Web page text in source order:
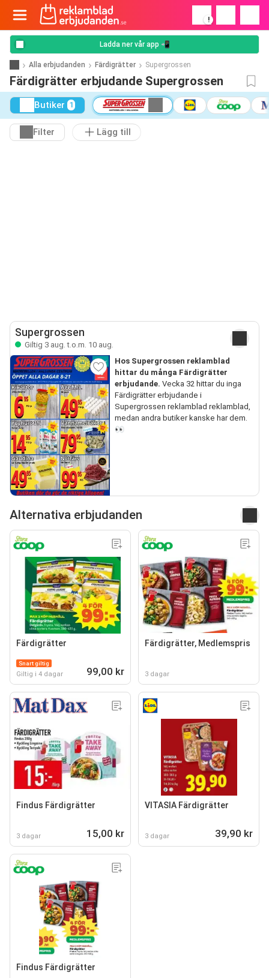
!
Ladda ner vår app 📲
Alla erbjudanden Färdigrätter Supergrossen
Färdigrätter erbjudande Supergrossen
Butiker 1
Filter Lägg till
Supergrossen
Giltig 3 aug. t.o.m. 10 aug.
Hos Supergrossen reklamblad
hittar du många Färdigrätter
erbjudande. Vecka 32 hittar du inga
Färdigrätter erbjudande i
Supergrossen reklamblad reklamblad,
medan andra butiker kanske har dem.
👀
Alternativa erbjudanden
Färdigrätter
Snart giltig
Giltig i 4 dagar 99,00 kr
Färdigrätter, Medlemspris
3 dagar
Findus Färdigrätter
3 dagar 15,00 kr
VITASIA Färdigrätter
3 dagar 39,90 kr
Findus Färdigrätter